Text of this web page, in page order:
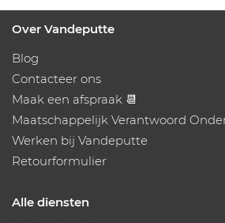
Over Vandeputte
Blog
Contacteer ons
Maak een afspraak 📆
Maatschappelijk Verantwoord
Werken bij Vandeputte
Retourformulier
Alle diensten